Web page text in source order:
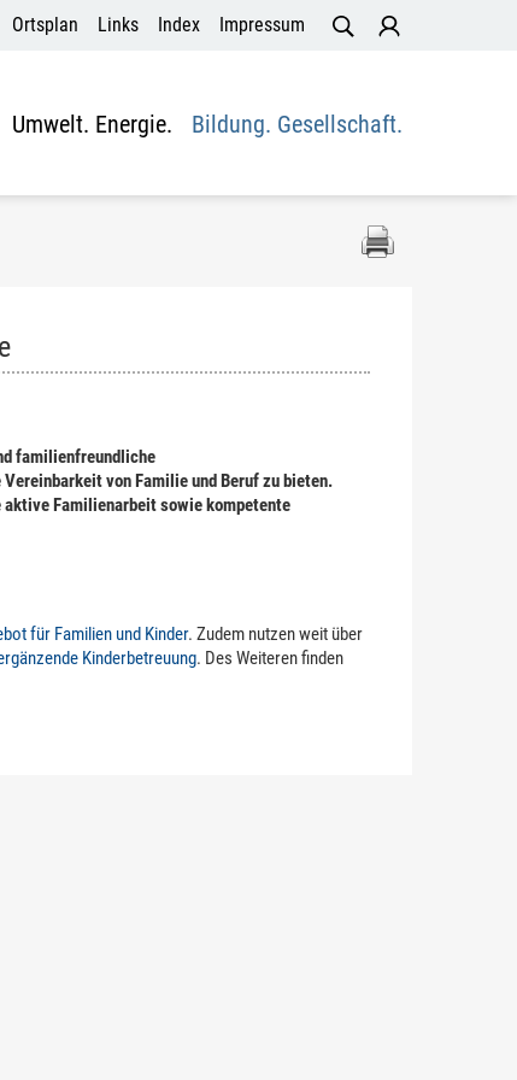
Ortsplan Links Index Impressum
Umwelt. Energie. Bildung. Gesellschaft.
familienfreundliche
von Familie und Beruf zu bieten.
Familienarbeit sowie kompetente
für Familien und Kinder. Zudem nutzen weit über
Kinderbetreuung. Des Weiteren finden